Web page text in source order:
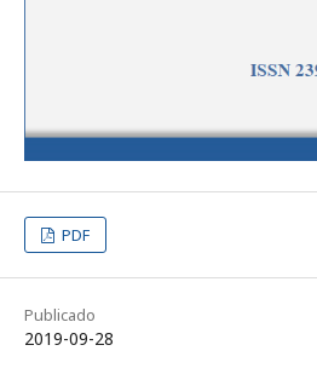
PDF
Publicado
2019-09-28